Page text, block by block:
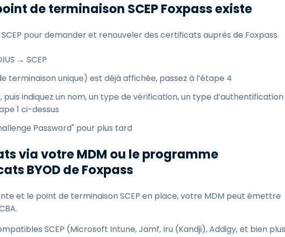
de terminaison SCEP Foxpass existe
pour demander et renouveler des certificats auprès de Foxpass.
→ SCEP
terminaison unique) est déjà affichée, passez à l’étape 4
puis indiquez un nom, un type de vérification, un type d’authentification
1 ci-dessus
Password" pour plus tard
via votre MDM ou le programme
BYOD de Foxpass
et le point de terminaison SCEP en place, votre MDM peut émettre
SCEP (Microsoft Intune, Jamf, Iru (Kandji), Addigy, et bien plus